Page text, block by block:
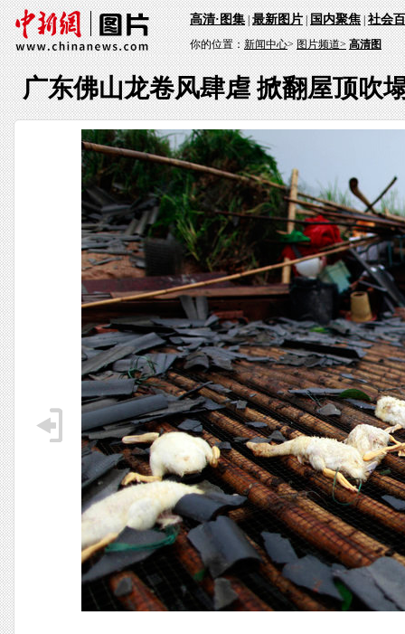
高清·图集|最新图片|国内聚焦|社会
你的位置：新闻中心>图片频道> 高清图
广东佛山龙卷风肆虐 掀翻屋顶吹